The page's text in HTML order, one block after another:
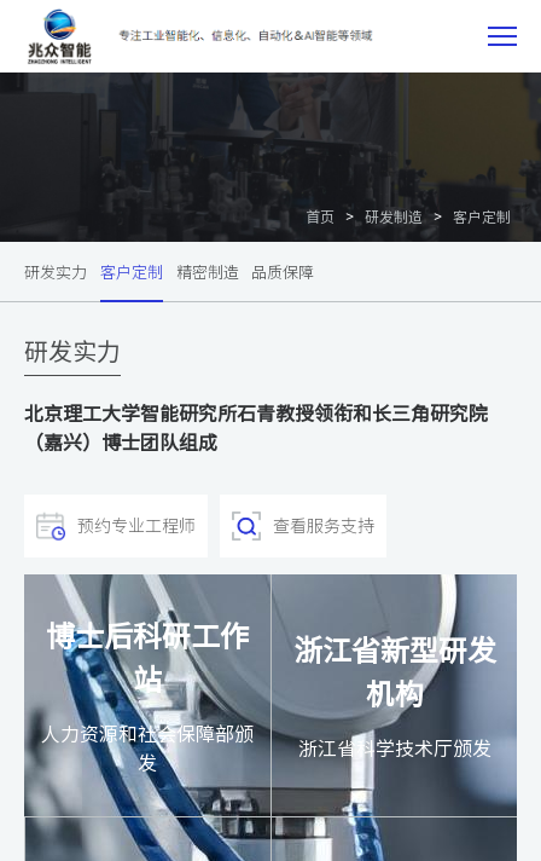
研
造
首页 > 研发制造 > 客户定制
研发实力 客户定制 精密制造 品质保障
研发实力
北京理工大学智能研究所石青教授领衔和长三角研究院
（嘉兴）博士团队组成
预约专业工程师 查看服务支持
博士后科研工作
站
人力资源和社会保障部颁
发
浙江省新型研发
机构
浙江省科学技术厅颁发